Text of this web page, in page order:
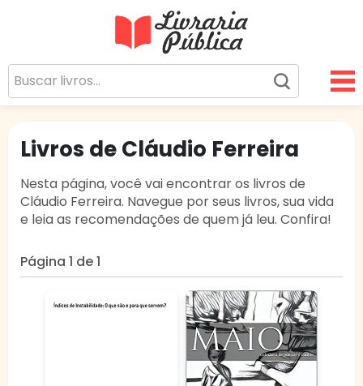
Sua Biblioteca Virtual Gratuita
Livros de Cláudio Ferreira
Nesta página, você vai encontrar os livros de
Cláudio Ferreira. Navegue por seus livros, sua vida
e leia as recomendações de quem já leu. Confira!
Página 1 de 1